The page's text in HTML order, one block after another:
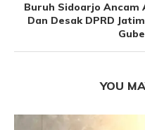
Buruh Sidoarjo Ancam
Dan Desak DPRD
YOU